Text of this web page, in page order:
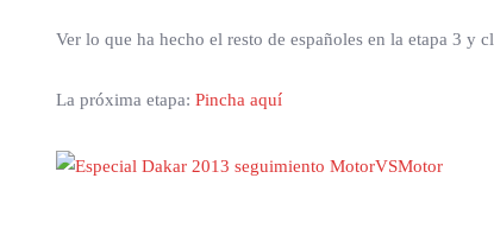
Ver lo que ha hecho el resto de españoles en la etapa 3 y
La próxima etapa: Pincha aquí